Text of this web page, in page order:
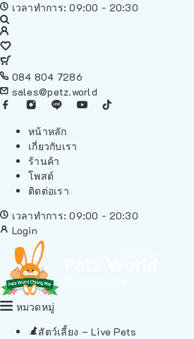
เวลาทำการ: 09:00 - 20:30
084 804 7286
sales@petz.world
หน้าหลัก
เกี่ยวกับเรา
ร้านค้า
โพสต์
ติดต่อเรา
เวลาทำการ: 09:00 - 20:30
Login
หมวดหมู่
สัตว์เลี้ยง – Live Pets